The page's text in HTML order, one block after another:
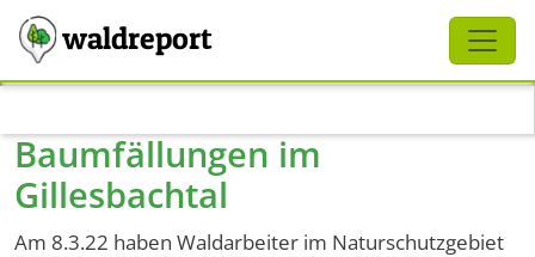
waldreport
Baumfällungen im
Gillesbachtal
Am 8.3.22 haben Waldarbeiter im Naturschutzgebiet
Schliessen